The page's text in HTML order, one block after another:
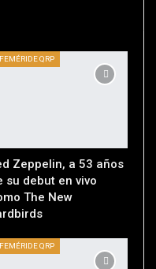
QRP
Zeppelin, a 53 años
su debut en vivo
The New
QRP